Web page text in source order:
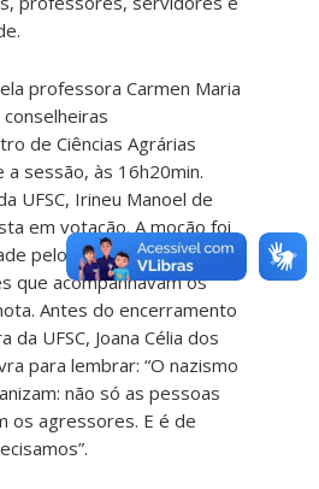
professora Carmen Maria
de Ciências Agrárias
a sessão, às 16h20min.
UFSC, Irineu Manoel de
em votação. A moção foi
pelos conselheiros
que acompanhavam os
Antes do encerramento
UFSC, Joana Célia dos
para lembrar: “O nazismo
não só as pessoas
os agressores. E é de